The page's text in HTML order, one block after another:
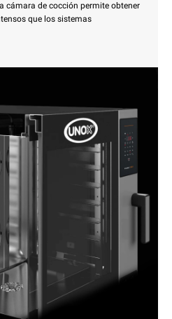
cámara de cocción permite obtener
que los sistemas